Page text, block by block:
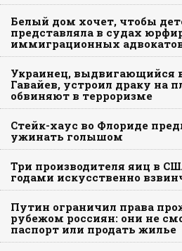
Белый дом хочет, чтобы
представляла в судах
иммиграционных
Украинец, выдвигающийся
Гавайев, устроил драку на
обвиняют в терроризме
Стейк-хаус во Флориде
ужинать голышом
Три производителя яиц в
годами искусственно
Путин ограничил права
рубежом россиян: они не
паспорт или продать жилье